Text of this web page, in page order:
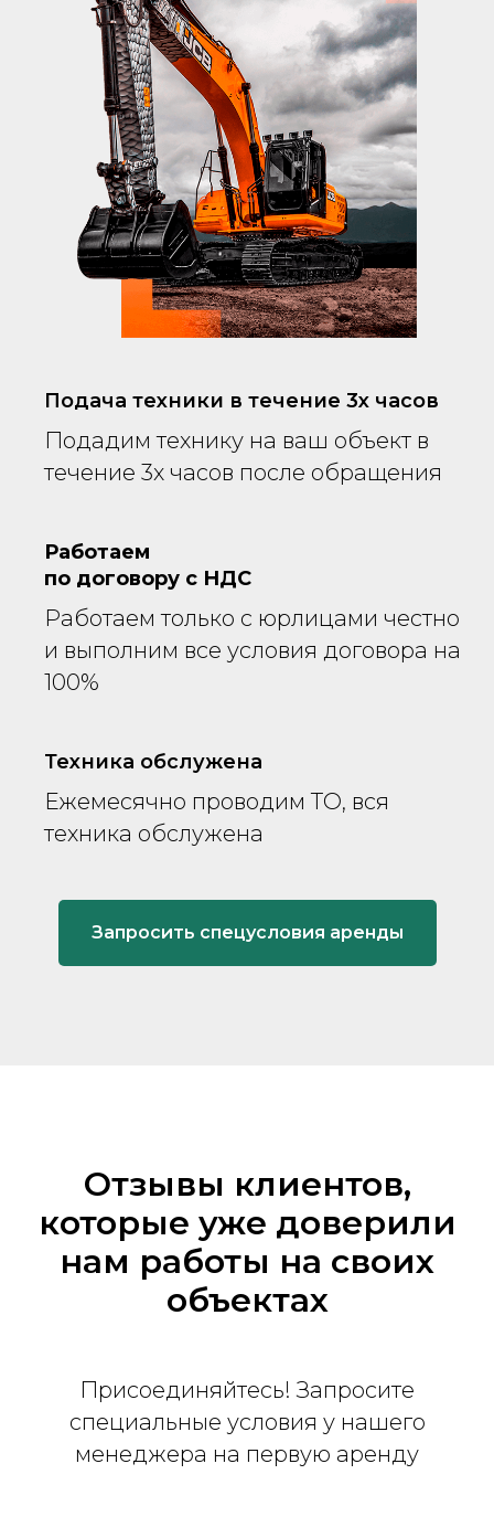
Подача техники в течение 3х часов
Подадим технику на ваш объект в
течение 3х часов после обращения
Работаем
по договору с НДС
Работаем только с юрлицами честно
и выполним все условия договора на
100%
Техника обслужена
Ежемесячно проводим ТО, вся
техника обслужена
Запросить спецусловия аренды
Отзывы клиентов,
которые уже доверили
нам работы на своих
объектах
Присоединяйтесь! Запросите
специальные условия у нашего
менеджера на первую аренду